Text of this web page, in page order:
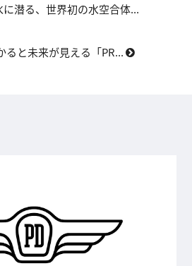
潜る、世界初の水空合体...
ると未来が見える「PR...